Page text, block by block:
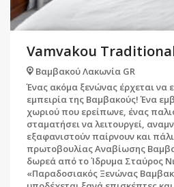
Vamvakou
Βαμβακού Λακωνία GR
Ένας ακόμα ξενώνας έρχεται να
εμπειρία της Βαμβακούς! Ένα
χωριού που ερείπωνε, ένας
σταματήσει να λειτουργεί,
εξαφανιστούν παίρνουν και
πρωτοβουλίας Αναβίωσης
δωρεά από το Ίδρυμα Σταύρος
«Παραδοσιακός Ξενώνας